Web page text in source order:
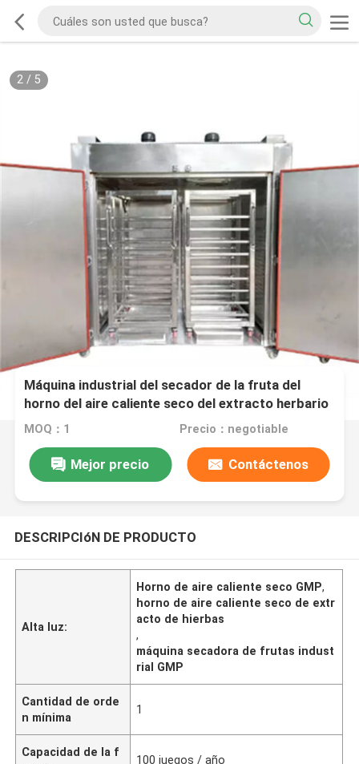
2/ 5
Máquina industrial del secador de la fruta del
horno del aire caliente seco del extracto herbario
del GMP
MOQ：1 Precio：negotiable
Mejor precio Contáctenos
DESCRIPCIóN DE PRODUCTO
Alta luz:
Horno de aire caliente seco GMP,
horno de aire caliente seco de extr
acto de hierbas
,
máquina secadora de frutas indust
rial GMP
Cantidad de orde
n mínima
1
Capacidad de la f
100 juegos / año